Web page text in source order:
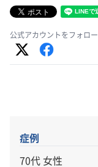
公式アカウントをフォロー
症例
70代 女性